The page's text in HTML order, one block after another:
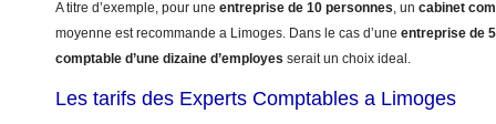
A titre d’exemple, pour une entreprise de 10 personnes, un cabinet
moyenne est recommande a Limoges. Dans le cas d’une entreprise de
comptable d’une dizaine d’employes serait un choix ideal.
Les tarifs des Experts Comptables a Limoges